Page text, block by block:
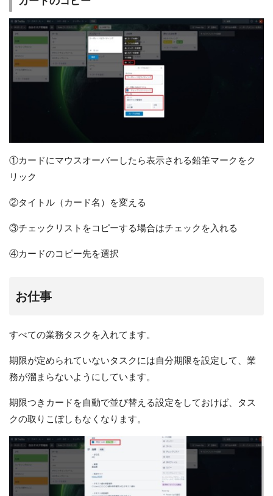
①カードにマウスオーバーしたら表示される鉛筆マークをク
リック
②タイトル（カード名）を変える
③チェックリストをコピーする場合はチェックを入れる
④カードのコピー先を選択
お仕事
すべての業務タスクを入れてます。
期限が定められていないタスクには自分期限を設定して、業
務が溜まらないようにしています。
期限つきカードを自動で並び替える設定をしておけば、タス
クの取りこぼしもなくなります。